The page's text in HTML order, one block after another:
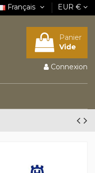
Français EUR €
Panier
Vide
Connexion